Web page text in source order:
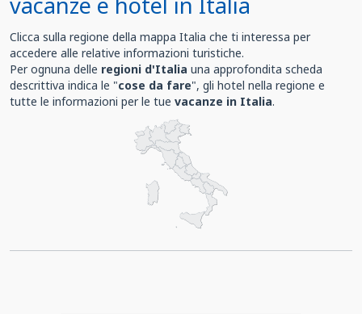
Clicca sulla regione della mappa Italia che ti interessa per
accedere alle relative informazioni turistiche.
Per ognuna delle regioni d'Italia una approfondita scheda
descrittiva indica le "cose da fare", gli hotel nella regione e
tutte le informazioni per le tue vacanze in Italia.